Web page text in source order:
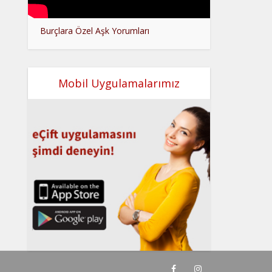
Burçlara Özel Aşk Yorumları
Mobil Uygulamalarımız